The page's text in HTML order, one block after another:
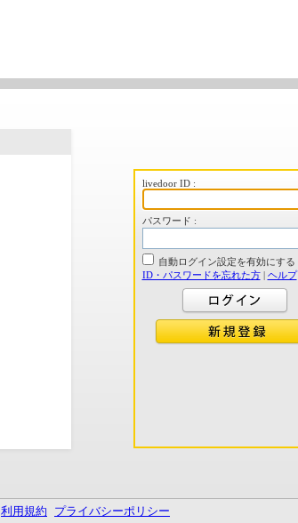
livedoor ID :
パスワード :
自動ログイン設定を有効にする
ID・パスワードを忘れた方| ヘルプ
利用規約
プライバシーポリシー